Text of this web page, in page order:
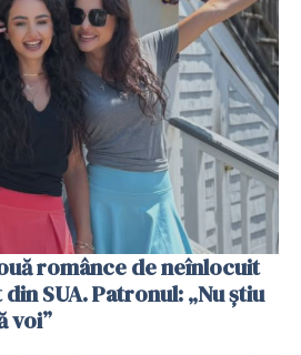
românce de neînlocuit
SUA. Patronul: „Nu știu
voi”